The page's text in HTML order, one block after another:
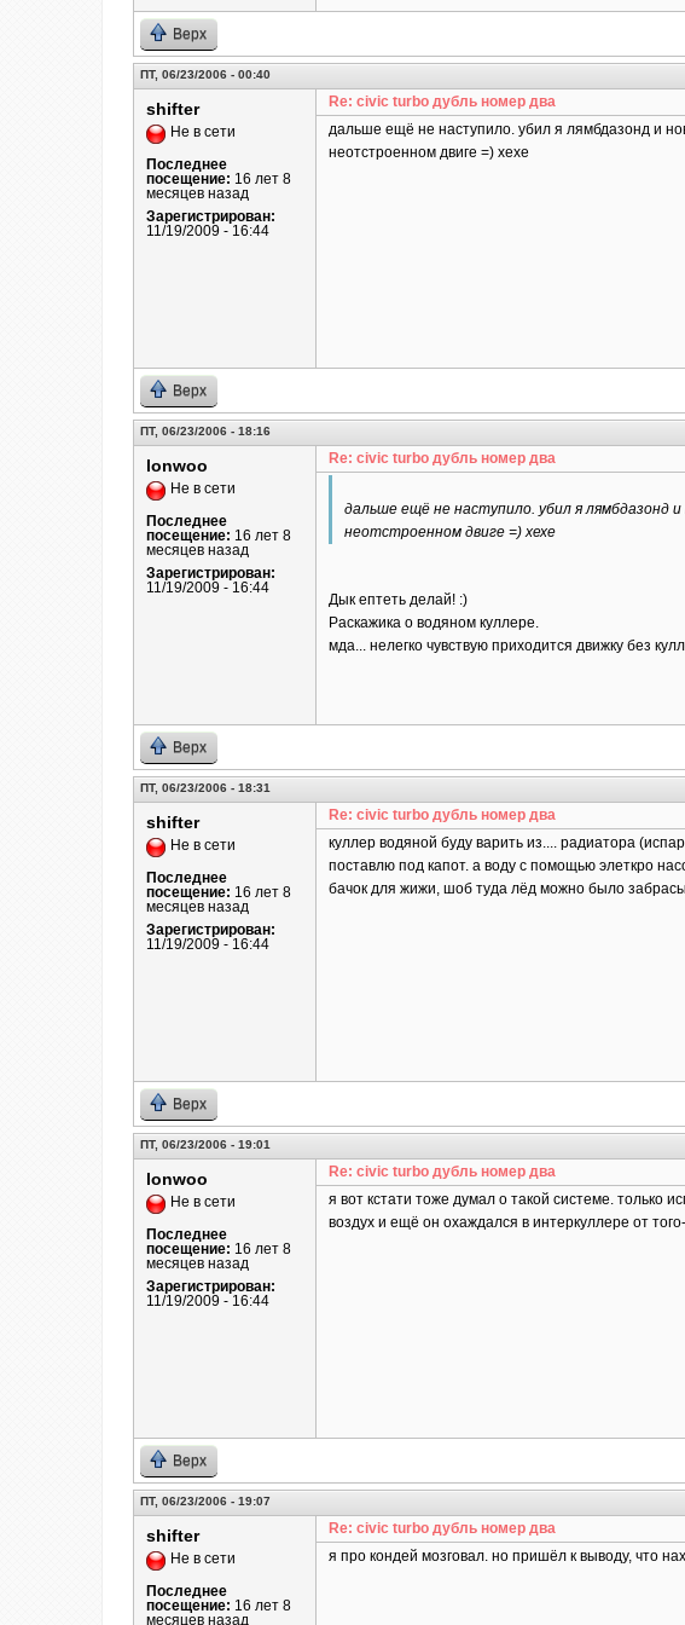
Верх
ПТ, 06/23/2006 - 00:40
shifter
Не в сети
Последнее
посещение: 16 лет 8
месяцев назад
Зарегистрирован:
11/19/2009 - 16:44
Re: civic turbo дубль номер два
дальше ещё не наступило. убил я лямбдазонд и
неотстроенном двиге =) хехе
Верх
ПТ, 06/23/2006 - 18:16
lonwoo
Не в сети
Последнее
посещение: 16 лет 8
месяцев назад
Зарегистрирован:
11/19/2009 - 16:44
Re: civic turbo дубль номер два
дальше ещё не наступило. убил я лямбдазонд
неотстроенном двиге =) хехе
Дык ептеть делай! :)
Раскажика о водяном куллере.
мда... нелегко чувствую приходится движку без
Верх
ПТ, 06/23/2006 - 18:31
shifter
Не в сети
Последнее
посещение: 16 лет 8
месяцев назад
Зарегистрирован:
11/19/2009 - 16:44
Re: civic turbo дубль номер два
куллер водяной буду варить из.... радиатора
поставлю под капот. а воду с помощью элеткро
бачок для жижи, шоб туда лёд можно было
Верх
ПТ, 06/23/2006 - 19:01
lonwoo
Не в сети
Последнее
посещение: 16 лет 8
месяцев назад
Зарегистрирован:
11/19/2009 - 16:44
Re: civic turbo дубль номер два
я вот кстати тоже думал о такой системе. только
воздух и ещё он охаждался в интеркуллере от
Верх
ПТ, 06/23/2006 - 19:07
shifter
Не в сети
Последнее
посещение: 16 лет 8
месяцев назад
Re: civic turbo дубль номер два
я про кондей мозговал. но пришёл к выводу, что